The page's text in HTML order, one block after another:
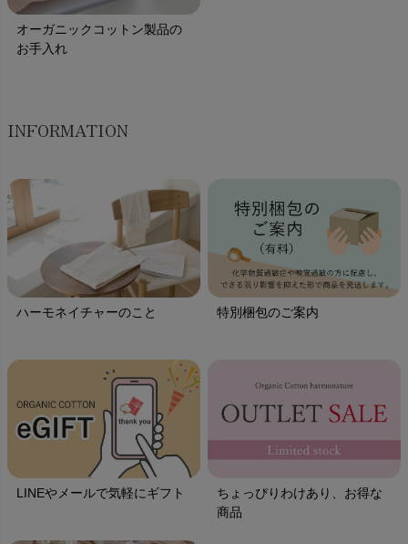
オーガニックコットン製品の
お手入れ
INFORMATION
ハーモネイチャーのこと 特別梱包のご案内
LINEやメールで気軽にギフト
ちょっぴりわけあり、お得な
商品